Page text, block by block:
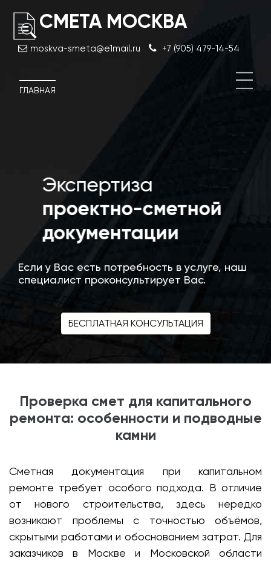
СМЕТА МОСКВА
moskva-smeta@e1mail.ru +7 (905) 479-14-54
ГЛАВНАЯ
Экспертиза
проектно-сметной
документации
Если у Вас есть потребность в услуге, наш
специалист проконсультирует Вас.
БЕСПЛАТНАЯ КОНСУЛЬТАЦИЯ
Проверка смет для капитального
ремонта: особенности и подводные
камни
Сметная документация при капитальном
ремонте требует особого подхода. В отличие
от нового строительства, здесь нередко
возникают проблемы с точностью объёмов,
скрытыми работами и обоснованием затрат. Для
заказчиков в Москве и Московской области